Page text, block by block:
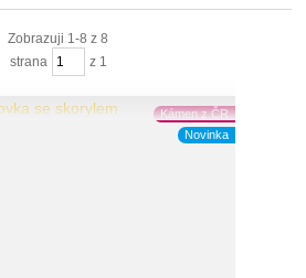
Zobrazuji 1-8 z 8
strana
z 1
Kámen z ČR
Novinka